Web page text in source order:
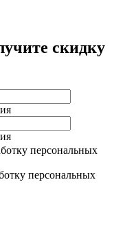
скидку
персональных
персональных